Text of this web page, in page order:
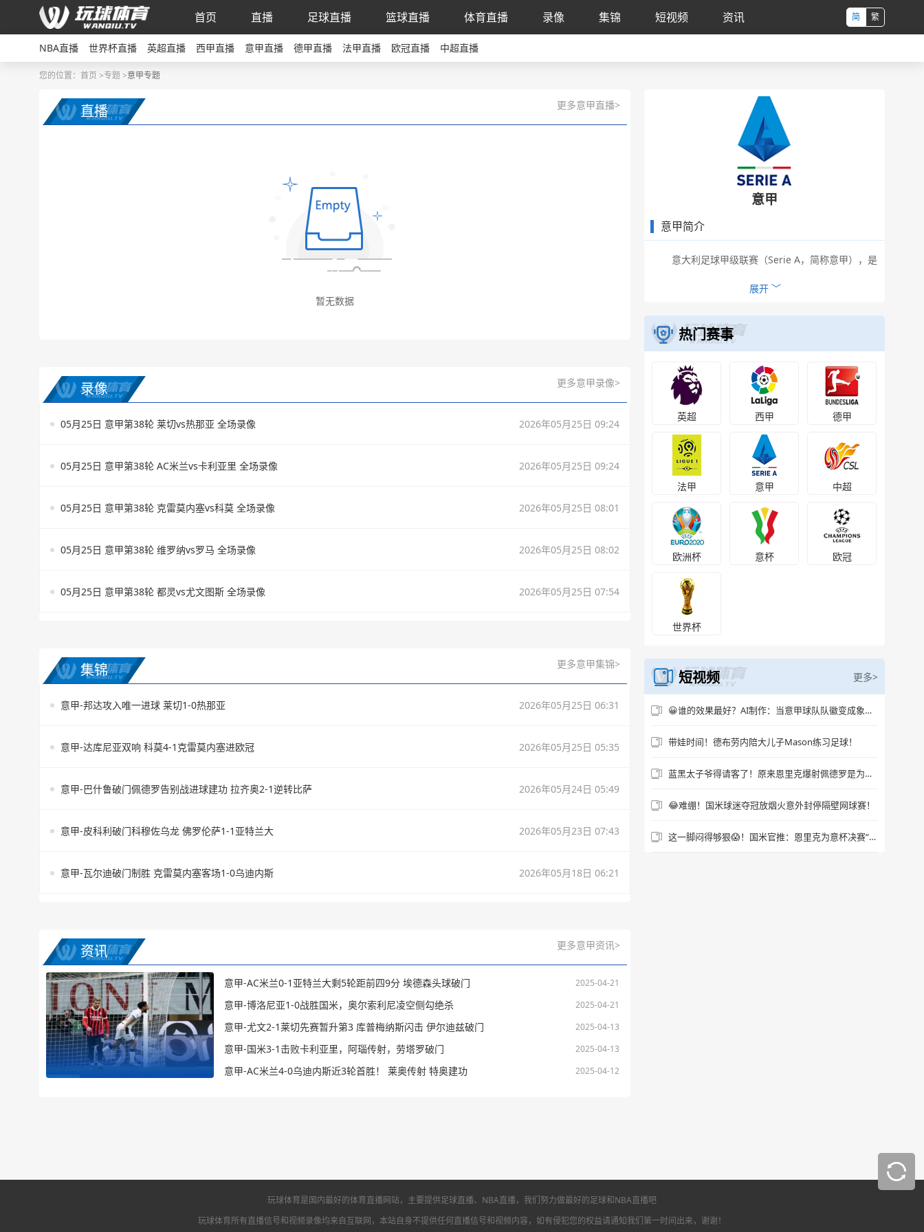
首页 直播 足球直播 篮球直播 体育直播 录像 集锦 短视频 资讯 简 繁
NBA直播 世界杯直播 英超直播 西甲直播 意甲直播 德甲直播 法甲直播 欧冠直播 中超直播
您的位置： 首页 >专题>意甲专题
直播 更多意甲直播>
录像 更多意甲录像>
05月25日 意甲第38轮 莱切vs热那亚 全场录像 2026年05月25日 09:24
05月25日 意甲第38轮 AC米兰vs卡利亚里 全场录像 2026年05月25日 09:24
05月25日 意甲第38轮 克雷莫内塞vs科莫 全场录像 2026年05月25日 08:01
05月25日 意甲第38轮 维罗纳vs罗马 全场录像 2026年05月25日 08:02
05月25日 意甲第38轮 都灵vs尤文图斯 全场录像 2026年05月25日 07:54
集锦 更多意甲集锦>
意甲-邦达攻入唯一进球 莱切1-0热那亚 2026年05月25日 06:31
意甲-达库尼亚双响 科莫4-1克雷莫内塞进欧冠 2026年05月25日 05:35
意甲-巴什鲁破门佩德罗告别战进球建功 拉齐奥2-1逆转比萨 2026年05月24日 05:49
意甲-皮科利破门科穆佐乌龙 佛罗伦萨1-1亚特兰大 2026年05月23日 07:43
意甲-瓦尔迪破门制胜 克雷莫内塞客场1-0乌迪内斯 2026年05月18日 06:21
资讯 更多意甲资讯>
意甲-AC米兰0-1亚特兰大剩5轮距前四9分 埃德森头球破门 2025-04-21
意甲-博洛尼亚1-0战胜国米，奥尔索利尼凌空侧勾绝杀 2025-04-21
意甲-尤文2-1莱切先赛暂升第3 库普梅纳斯闪击 伊尔迪兹破门 2025-04-13
意甲-国米3-1击败卡利亚里，阿瑙传射，劳塔罗破门 2025-04-13
意甲-AC米兰4-0乌迪内斯近3轮首胜！ 莱奥传射 特奥建功 2025-04-12
意甲
意甲简介
意大利足球甲级联赛（Serie A，简称意甲），是
意大利最高级别的足球联赛，由意甲联盟管理运营。
增加至20队，以双循环方式比赛，积分榜排名后3名
的球队将会降级到意大利足球乙级联赛。意乙冠亚军
直接升意甲，意乙第3名至第8名通过附加赛争夺一个
升级名额。
收起 ︿
展开 ﹀
热门赛事
英超 西甲 德甲
法甲 意甲 中超
欧洲杯 意杯 欧冠
世界杯
短视频 更多>
😀谁的效果最好？AI制作：当意甲球队队徽变成象征物~
带娃时间！德布劳内陪大儿子Mason练习足球！
蓝黑太子爷得请客了！原来恩里克爆射佩德罗是为迪马尔科“报仇”
😂难绷！国米球迷夺冠放烟火意外封停隔壁网球赛！
这一脚闷得够狠😱！国米官推：恩里克为意杯决赛“一锤定音”
玩球体育是国内最好的体育直播网站，主要提供足球直播、NBA直播，我们努力做最好的足球和NBA直播吧
玩球体育所有直播信号和视频录像均来自互联网，本站自身不提供任何直播信号和视频内容，如有侵犯您的权益请通知我们第一时间出来，谢谢！